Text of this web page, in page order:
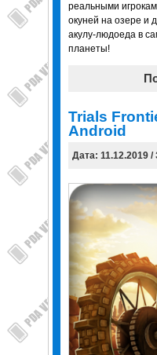
реальными
окуней на озере и
акулу-людоеда в
планеты!
Trials
Android
Дата: 11.12.2019 /